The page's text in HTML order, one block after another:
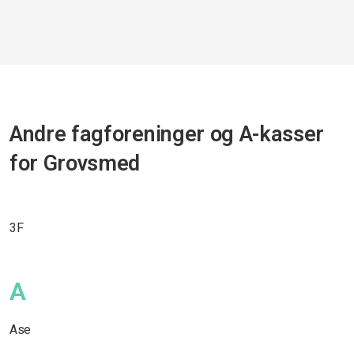
Andre fagforeninger og A-kasser
for Grovsmed
3F
A
Ase